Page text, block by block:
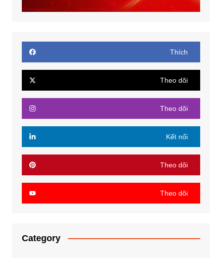
Thích
Theo dõi
Theo dõi
Kết nối
Theo dõi
Theo dõi
Category